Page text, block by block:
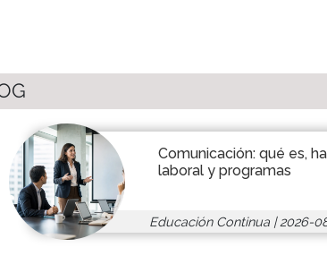
Comunicación: qué es,
laboral y programas
Educación Continua|2026-